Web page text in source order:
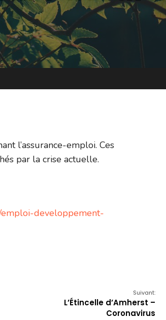
l’assurance-emploi. Ces
par la crise actuelle.
emploi-developpement-
Suivant:
L’Étincelle d’Amherst –
Coronavirus